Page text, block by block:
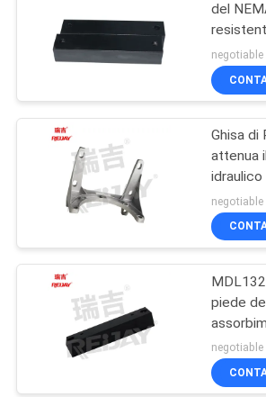
PRIVACY
POLICYflessibile del
Cataloghi
del
gomma
negotiable
Ghisa di
attenua
piede
negotiable
piede
negotiable